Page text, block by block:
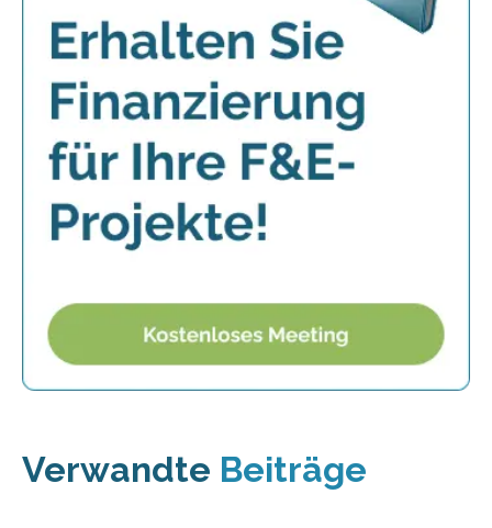
Verwandte Beiträge